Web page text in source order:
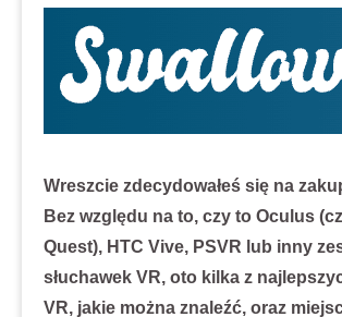
Wreszcie zdecydowałeś się na
Bez względu na to, czy to Oculus
Quest), HTC Vive, PSVR lub inny
słuchawek VR, oto kilka z
VR, jakie można znaleźć, oraz